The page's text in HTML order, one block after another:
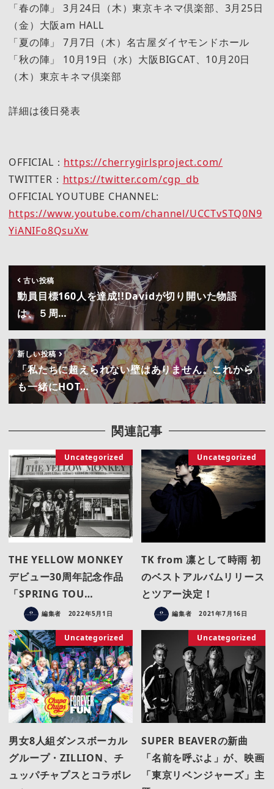
「春の陣」 3月24日（木）東京キネマ倶楽部、3月25日
（金）大阪am HALL
「夏の陣」 7月7日（木）名古屋ダイヤモンドホール
「秋の陣」 10月19日（水）大阪BIGCAT、10月20日
（木）東京キネマ倶楽部
詳細は後日発表
OFFICIAL： https://cherrygirlsproject.com/
TWITTER： https://twitter.com/cgp_db
OFFICIAL YOUTUBE CHANNEL:
https://www.youtube.com/channel/UCCTvSTQ0N9
YiANIFo8QsuXw
古い投稿
動員目標160人を達成!!Davidが切り開いた物語
は、５周…
新しい投稿
「私たちに超えられない壁はありません。これから
も一緒にHOT…
関連記事
Uncategorized
THE YELLOW MONKEY
デビュー30周年記念作品
「SPRING TOU…
編集者 2022年5月1日
Uncategorized
TK from 凛として時雨 初
のベストアルバムリリース
とツアー決定！
編集者 2021年7月16日
Uncategorized
男女8人組ダンスボーカル
グループ・ZILLION、チ
ュッパチャプスとコラボレ
Uncategorized
SUPER BEAVERの新曲
「名前を呼ぶよ」が、映画
「東京リベンジャーズ」主